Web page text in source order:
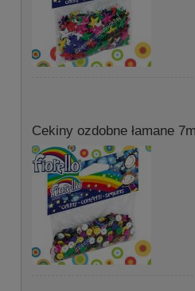
Cekiny ozdobne łamane